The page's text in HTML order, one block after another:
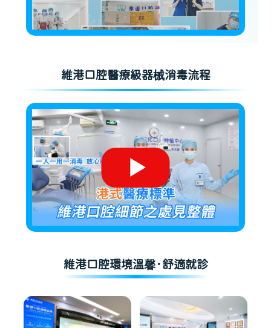
維港口腔醫療級器械消毒流程
維港口腔環境溫馨·舒適就診